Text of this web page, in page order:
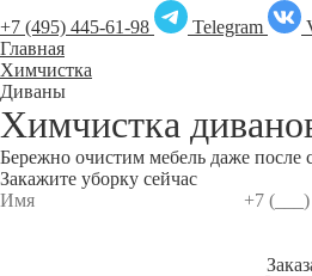
+7 (495) 445-61-98
Telegram
Главная
Химчистка
Диваны
Химчистка
Бережно очистим мебель даже после
Закажите уборку сейчас